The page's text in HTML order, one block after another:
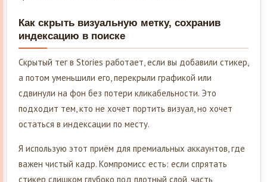
Как скрыть визуальную метку, сохранив
индексацию в поиске
Скрытый тег в Stories работает, если вы добавили стикер,
а потом уменьшили его, перекрыли графикой или
сдвинули на фон без потери кликабельности. Это
подходит тем, кто не хочет портить визуал, но хочет
остаться в индексации по месту.
Я использую этот приём для премиальных аккаунтов, где
важен чистый кадр. Компромисс есть: если спрятать
стикер слишком глубоко под плотный слой, часть